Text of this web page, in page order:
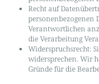
Recht auf
personenbezogenen
Verantwortlichen
die Verarbeitung
Widerspruchsrecht:
widersprechen. Wir
Gründe für die